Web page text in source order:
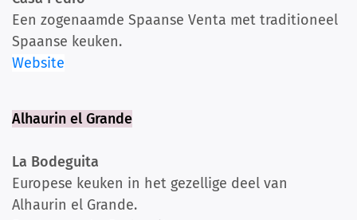
Een zogenaamde Spaanse Venta met traditioneel
Spaanse keuken.
Website
Alhaurin el Grande
La Bodeguita
Europese keuken in het gezellige deel van
Alhaurin el Grande.